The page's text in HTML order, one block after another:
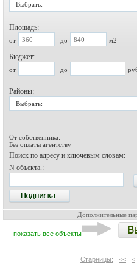
Выбрать:
Площадь:
от до м2
Бюджет:
от до
Районы:
Выбрать:
От собственника:
Без оплаты агентству
Поиск по адресу и ключевым словам:
N объекта.:
Дополнительные
показать все объекты
Старницы:
<< <